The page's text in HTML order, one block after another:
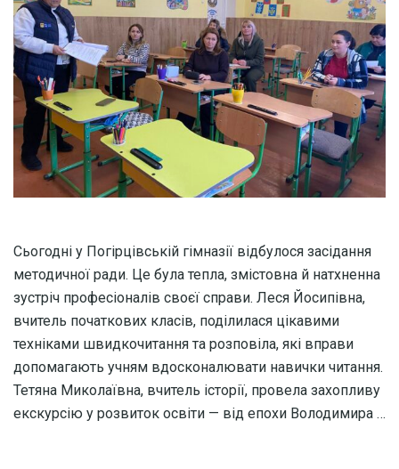
Сьогодні у Погірцівській гімназії відбулося засідання
методичної ради. Це була тепла, змістовна й натхненна
зустріч професіоналів своєї справи. Леся Йосипівна,
вчитель початкових класів, поділилася цікавими
техніками швидкочитання та розповіла, які вправи
допомагають учням вдосконалювати навички читання.
Тетяна Миколаївна, вчитель історії, провела захопливу
екскурсію у розвиток освіти — від епохи Володимира …